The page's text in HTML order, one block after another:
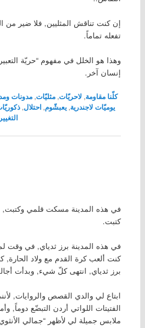
إن كنت تناقش المثليين, فلا ضير من
تفعله تماماً.
وهذا هو الخلل في مفهوم “حريّة
إنسان آخر.
كلّنا مقاومة,لاحريّات,مثليّات,مدونات
يوميّات لاجندرية,يعبشّوم,احتلال,
في هذه المدينة مسكت قلمي وكتبت,
كتبت.
في هذه المدينة برز ثدياي, في وقت
كنت ألعب كرة القدم مع ولاد
برز ثدياي, انتهى كلّ شيء, وبدأت
ابتاع لي والدي القصص والروايات,
الفتيتات اللواتي أردن التبضّع دوماً,
ملابس جميلة لي لأظهر “جمالي